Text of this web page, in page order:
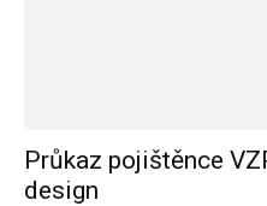
Průkaz pojištěnce
design